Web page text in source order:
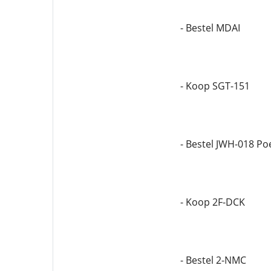
- Bestel MDAI
- Koop SGT-151
- Bestel JWH-018
- Koop 2F-DCK
- Bestel 2-NMC